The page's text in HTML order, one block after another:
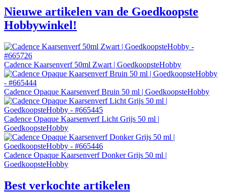
Nieuwe artikelen van de Goedkoopste
Hobbywinkel!
Cadence Kaarsenverf 50ml Zwart | GoedkoopsteHobby
Cadence Opaque Kaarsenverf Bruin 50 ml | GoedkoopsteHobby
Cadence Opaque Kaarsenverf Licht Grijs 50 ml |
GoedkoopsteHobby
Cadence Opaque Kaarsenverf Donker Grijs 50 ml |
GoedkoopsteHobby
Best verkochte artikelen